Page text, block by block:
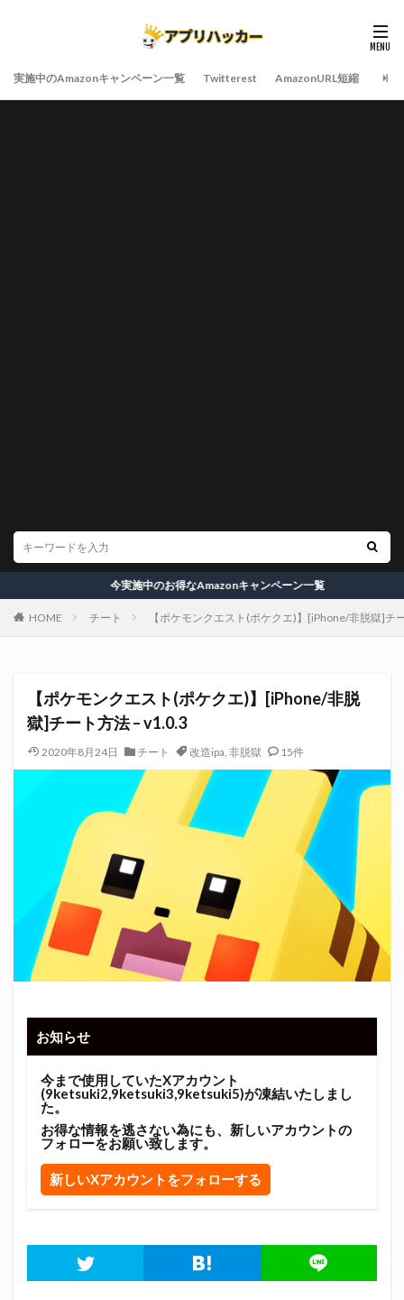
実施中のAmazonキャンペーン一覧 Twitterest AmazonURL短縮
今実施中のお得なAmazonキャンペーン一覧
HOME チート 【ポケモンクエスト(ポケクエ)】[iPhone/非脱獄]チ
【ポケモンクエスト(ポケクエ)】[iPhone/非脱
獄]チート方法 – v1.0.3
2020年8月24日 チート 改造ipa, 非脱獄 15件
お知らせ
今まで使用していたXアカウント
(9ketsuki2,9ketsuki3,9ketsuki5)が凍結いたしまし
た。
お得な情報を逃さない為にも、新しいアカウントの
フォローをお願い致します。
新しいXアカウントをフォローする